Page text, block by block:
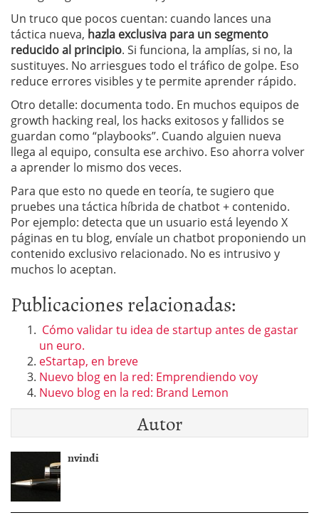
Un truco que pocos cuentan: cuando lances una
táctica nueva, hazla exclusiva para un segmento
reducido al principio. Si funciona, la amplías, si no, la
sustituyes. No arriesgues todo el tráfico de golpe. Eso
reduce errores visibles y te permite aprender rápido.
Otro detalle: documenta todo. En muchos equipos de
growth hacking real, los hacks exitosos y fallidos se
guardan como “playbooks”. Cuando alguien nueva
llega al equipo, consulta ese archivo. Eso ahorra volver
a aprender lo mismo dos veces.
Para que esto no quede en teoría, te sugiero que
pruebes una táctica híbrida de chatbot + contenido.
Por ejemplo: detecta que un usuario está leyendo X
páginas en tu blog, envíale un chatbot proponiendo un
contenido exclusivo relacionado. No es intrusivo y
muchos lo aceptan.
Publicaciones relacionadas:
Cómo validar tu idea de startup antes de gastar
un euro.
eStartap, en breve
Nuevo blog en la red: Emprendiendo voy
Nuevo blog en la red: Brand Lemon
Autor
nvindi